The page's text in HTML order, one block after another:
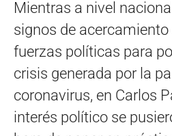
Mientras a nivel
signos de
fuerzas políticas para
crisis generada por la
coronavirus, en Carlos
interés político se